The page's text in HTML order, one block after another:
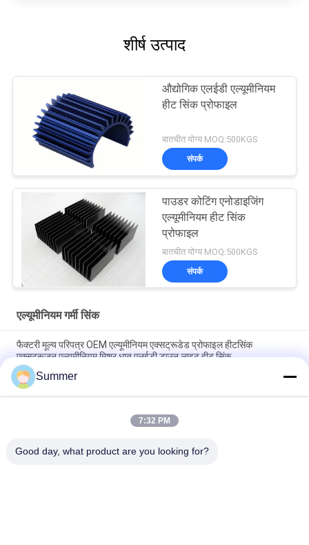
शीर्ष उत्पाद
औद्योगिक एलईडी एल्यूमीनियम
हीट सिंक प्रोफाइल
बातचीत योग्य MOQ:500KGS
संपर्क
पाउडर कोटिंग एनोडाइजिंग
एल्यूमीनियम हीट सिंक
प्रोफाइल
बातचीत योग्य MOQ:500KGS
संपर्क
एल्यूमीनियम गर्मी सिंक
फैक्टरी मूल्य परिपत्र OEM एल्यूमीनियम एक्सट्रूडेड प्रोफाइल हीटसिंक
एक्सट्रूज़न एल्यूमीनियम मिश्र धातु एलईडी डाउन लाइट हीट सिंक
कस्टम एल्यूमीनियम प्रोफाइल फैक्टरी उच्च घनत्व काला एनोडाइज्ड 6063
एल्यूमीनियम एक्सट्रूडेड हीट सिंक
औद्योगिक एल्यूमिनियम प्रोफाइल आकार का हीटसिंक सीएनसी परिशुद्धता मशीनिंग
Summer
7:32 PM
Good day, what product are you looking for?